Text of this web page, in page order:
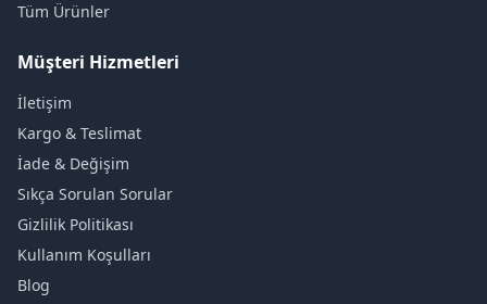
Tüm Ürünler
Müşteri Hizmetleri
İletişim
Kargo & Teslimat
İade & Değişim
Sıkça Sorulan Sorular
Gizlilik Politikası
Kullanım Koşulları
Blog